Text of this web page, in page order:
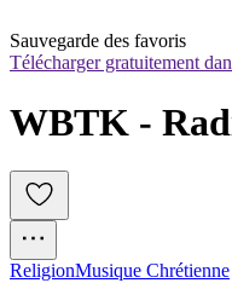
Sauvegarde des favoris
Télécharger gratuitement
WBTK -
ReligionMusique Chrétienne